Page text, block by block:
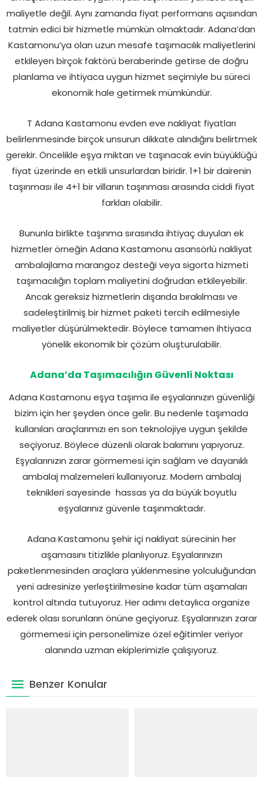
maliyetle değil. Aynı zamanda fiyat performans açısından
tatmin edici bir hizmetle mümkün olmaktadır. Adana’dan
Kastamonu’ya olan uzun mesafe taşımacılık maliyetlerini
etkileyen birçok faktörü beraberinde getirse de doğru
planlama ve ihtiyaca uygun hizmet seçimiyle bu süreci
ekonomik hale getirmek mümkündür.
T Adana Kastamonu evden eve nakliyat fiyatları
belirlenmesinde birçok unsurun dikkate alındığını belirtmek
gerekir. Öncelikle eşya miktarı ve taşınacak evin büyüklüğü
fiyat üzerinde en etkili unsurlardan biridir. 1+1 bir dairenin
taşınması ile 4+1 bir villanın taşınması arasında ciddi fiyat
farkları olabilir.
Bununla birlikte taşınma sırasında ihtiyaç duyulan ek
hizmetler örneğin Adana Kastamonu asansörlü nakliyat
ambalajlama marangoz desteği veya sigorta hizmeti
taşımacılığın toplam maliyetini doğrudan etkileyebilir.
Ancak gereksiz hizmetlerin dışarıda bırakılması ve
sadeleştirilmiş bir hizmet paketi tercih edilmesiyle
maliyetler düşürülmektedir. Böylece tamamen ihtiyaca
yönelik ekonomik bir çözüm oluşturulabilir.
Adana’da Taşımacılığın Güvenli Noktası
Adana Kastamonu eşya taşıma ile eşyalarınızın güvenliği
bizim için her şeyden önce gelir. Bu nedenle taşımada
kullanılan araçlarımızı en son teknolojiye uygun şekilde
seçiyoruz. Böylece düzenli olarak bakımını yapıyoruz.
Eşyalarınızın zarar görmemesi için sağlam ve dayanıklı
ambalaj malzemeleri kullanıyoruz. Modern ambalaj
teknikleri sayesinde hassas ya da büyük boyutlu
eşyalarınız güvenle taşınmaktadır.
Adana Kastamonu şehir içi nakliyat sürecinin her
aşamasını titizlikle planlıyoruz. Eşyalarınızın
paketlenmesinden araçlara yüklenmesine yolculuğundan
yeni adresinize yerleştirilmesine kadar tüm aşamaları
kontrol altında tutuyoruz. Her adımı detaylıca organize
ederek olası sorunların önüne geçiyoruz. Eşyalarınızın zarar
görmemesi için personelimize özel eğitimler veriyor
alanında uzman ekiplerimizle çalışıyoruz.
Benzer Konular